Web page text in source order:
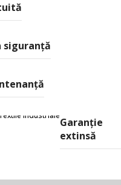
siguranţă
Garanție
extinsă